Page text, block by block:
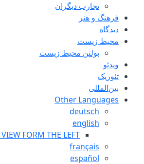
تجارب ديگران
فرهنگ و هنر
دیدگاه
محیط زیست
بولتن محیط زیست
ویدئو
تئوریک
بین‌المللی
Other Languages
deutsch
english
VIEW FORM THE LEFT
français
español